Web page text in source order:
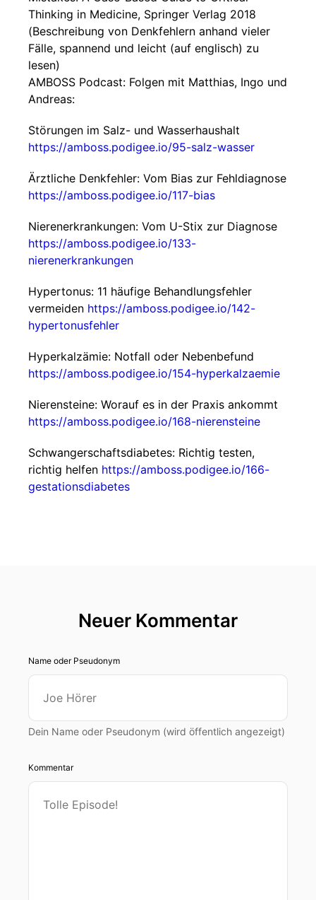
Thinking in Medicine, Springer Verlag 2018
(Beschreibung von Denkfehlern anhand vieler
Fälle, spannend und leicht (auf englisch) zu
lesen)
AMBOSS Podcast: Folgen mit Matthias, Ingo und
Andreas:
Störungen im Salz- und Wasserhaushalt
https://amboss.podigee.io/95-salz-wasser
Ärztliche Denkfehler: Vom Bias zur Fehldiagnose
https://amboss.podigee.io/117-bias
Nierenerkrankungen: Vom U-Stix zur Diagnose
https://amboss.podigee.io/133-
nierenerkrankungen
Hypertonus: 11 häufige Behandlungsfehler
vermeiden https://amboss.podigee.io/142-
hypertonusfehler
Hyperkalzämie: Notfall oder Nebenbefund
https://amboss.podigee.io/154-hyperkalzaemie
Nierensteine: Worauf es in der Praxis ankommt
https://amboss.podigee.io/168-nierensteine
Schwangerschaftsdiabetes: Richtig testen,
richtig helfen https://amboss.podigee.io/166-
gestationsdiabetes
Neuer Kommentar
Name oder Pseudonym
Dein Name oder Pseudonym (wird öffentlich angezeigt)
Kommentar